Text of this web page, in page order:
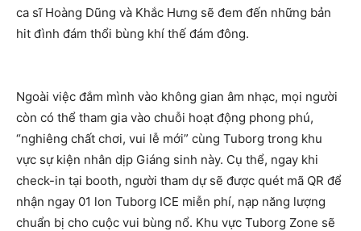
ca sĩ Hoàng Dũng và Khắc Hưng sẽ đem đến những bản
hit đình đám thổi bùng khí thế đám đông.
Ngoài việc đắm mình vào không gian âm nhạc, mọi người
còn có thể tham gia vào chuỗi hoạt động phong phú,
“nghiêng chất chơi, vui lễ mới” cùng Tuborg trong khu
vực sự kiện nhân dịp Giáng sinh này. Cụ thể, ngay khi
check-in tại booth, người tham dự sẽ được quét mã QR để
nhận ngay 01 lon Tuborg ICE miễn phí, nạp năng lượng
chuẩn bị cho cuộc vui bùng nổ. Khu vực Tuborg Zone sẽ